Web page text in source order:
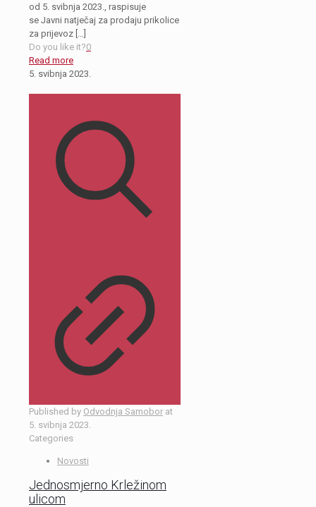
od 5. svibnja 2023., raspisuje
se Javni natječaj za prodaju prikolice
za prijevoz […]
Do you like it?0
Read more
5. svibnja 2023.
Published by Odvodnja Samobor at
5. svibnja 2023.
Categories
Novosti
Jednosmjerno Krležinom
ulicom